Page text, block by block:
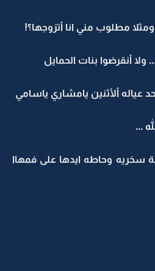
مطلوب مني انا أتزوجها؟!
ولا أنقرضوا بنات الحمايل
عياله ألأثنين يامشاري ياسامي
...
سخريه وحاطه ايدها على فمهاا